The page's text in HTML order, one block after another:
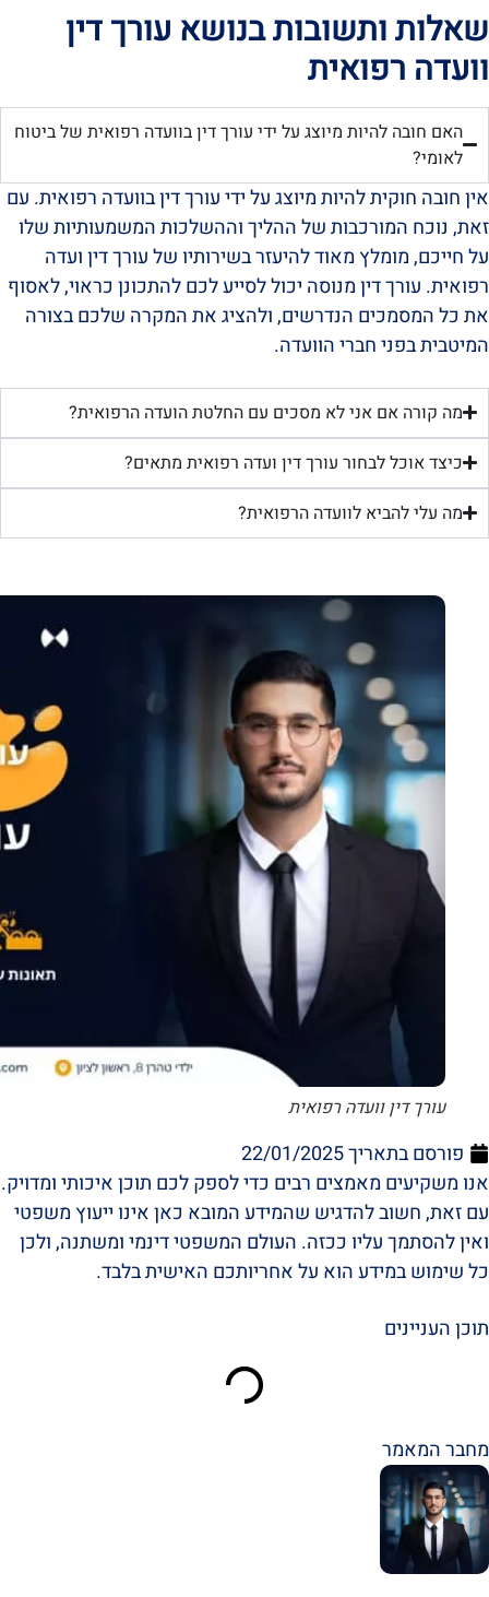
שאלות ותשובות בנושא עורך דין
וועדה רפואית
האם חובה להיות מיוצג על ידי עורך דין בוועדה רפואית של ביטוח
לאומי?
אין חובה חוקית להיות מיוצג על ידי עורך דין בוועדה רפואית. עם
זאת, נוכח המורכבות של ההליך וההשלכות המשמעותיות שלו
על חייכם, מומלץ מאוד להיעזר בשירותיו של עורך דין ועדה
רפואית. עורך דין מנוסה יכול לסייע לכם להתכונן כראוי, לאסוף
את כל המסמכים הנדרשים, ולהציג את המקרה שלכם בצורה
המיטבית בפני חברי הוועדה.
מה קורה אם אני לא מסכים עם החלטת הועדה הרפואית?
כיצד אוכל לבחור עורך דין ועדה רפואית מתאים?
מה עלי להביא לוועדה הרפואית?
עורך דין וועדה רפואית
פורסם בתאריך22/01/2025
אנו משקיעים מאמצים רבים כדי לספק לכם תוכן איכותי ומדויק.
עם זאת, חשוב להדגיש שהמידע המובא כאן אינו ייעוץ משפטי
ואין להסתמך עליו ככזה. העולם המשפטי דינמי ומשתנה, ולכן
כל שימוש במידע הוא על אחריותכם האישית בלבד.
תוכן העניינים
מחבר המאמר